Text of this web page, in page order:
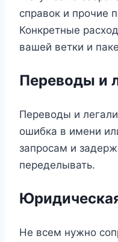
справок и прочие
Конкретные
вашей ветки и
Переводы и
Переводы и
ошибка в имени
запросам и
переделывать.
Не всем нужно